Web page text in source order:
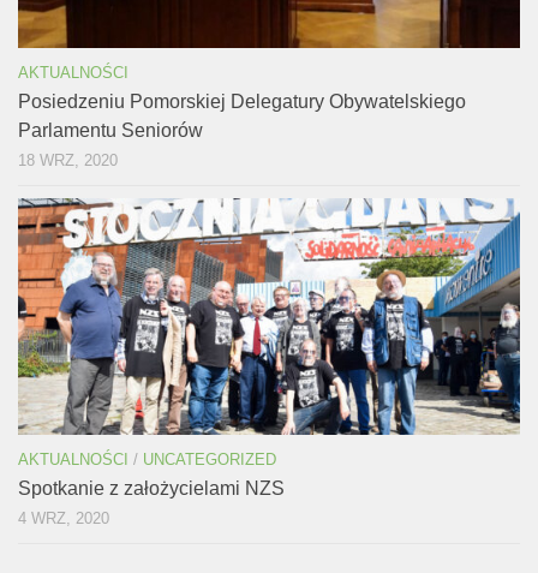
AKTUALNOŚCI
Posiedzeniu Pomorskiej Delegatury Obywatelskiego
Parlamentu Seniorów
18 WRZ, 2020
AKTUALNOŚCI / UNCATEGORIZED
Spotkanie z założycielami NZS
4 WRZ, 2020